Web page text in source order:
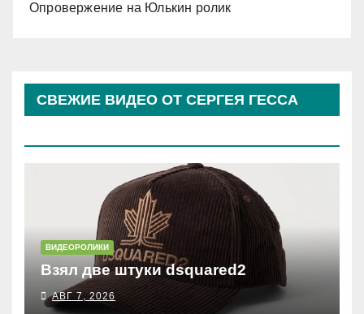
Опровержение на Юлькин ролик
СВЕЖИЕ ВИДЕО ОТ СЕРГЕЯ ГЕССА
ВИДЕОРОЛИКИ
Взял две штуки dsquared2
АВГ 7, 2026